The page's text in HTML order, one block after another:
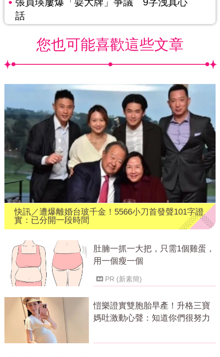
話
您也可能喜歡這些文章
快訊／遭爆離婚台玻千金！5566小刀首發聲101字證
實：已分開一段時間
肚腩一抓一大把，只需1個雞蛋，
用一個瘦一個
PR (新素簡)
愷樂證實雙胞胎早產！升格三寶
媽吐激動心聲：知道你們很努力